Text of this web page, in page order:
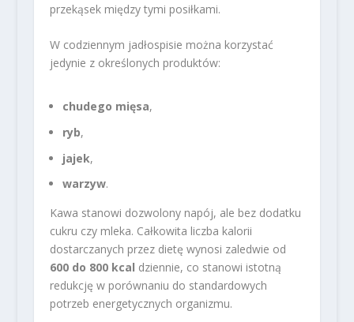
przekąsek między tymi posiłkami.
W codziennym jadłospisie można korzystać
jedynie z określonych produktów:
chudego mięsa,
ryb,
jajek,
warzyw.
Kawa stanowi dozwolony napój, ale bez dodatku
cukru czy mleka. Całkowita liczba kalorii
dostarczanych przez dietę wynosi zaledwie od
600 do 800 kcal dziennie, co stanowi istotną
redukcję w porównaniu do standardowych
potrzeb energetycznych organizmu.